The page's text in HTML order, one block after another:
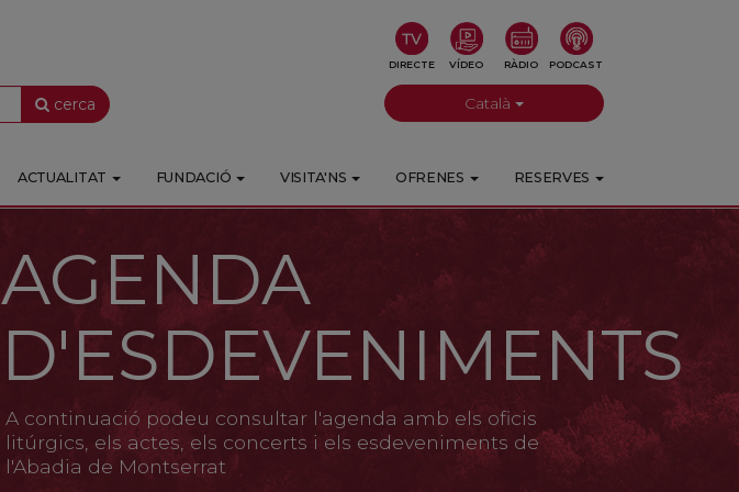
cerca
DIRECTE VÍDEO RÀDIO PODCAST
Català
ACTUALITAT FUNDACIÓ VISITA'NS OFRENES RESERVES
AGENDA
D'ESDEVENIMENTS
A continuació podeu consultar l'agenda amb els oficis
litúrgics, els actes, els concerts i els esdeveniments de
l'Abadia de Montserrat